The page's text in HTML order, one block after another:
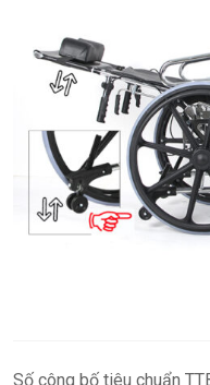
Số công bố tiêu chuẩn